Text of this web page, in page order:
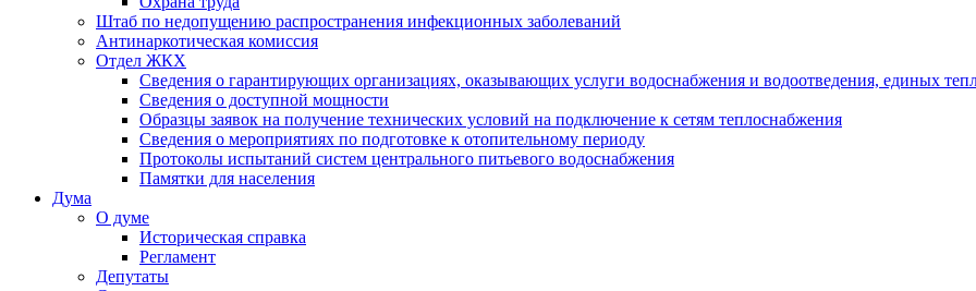
Штаб по недопущению распространения инфекционных заболеваний
Антинаркотическая комиссия
Отдел ЖКХ
Сведения о гарантирующих организациях, оказывающих услуги водоснабжения и водоотведения, единых
Сведения о доступной мощности
Образцы заявок на получение технических условий на подключение к сетям теплоснабжения
Сведения о мероприятиях по подготовке к отопительному периоду
Протоколы испытаний систем центрального питьевого водоснабжения
Памятки для населения
Дума
О думе
Историческая справка
Регламент
Депутаты